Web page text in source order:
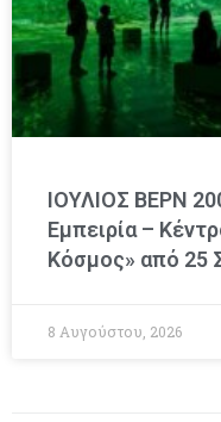
ΙΟΥΛΙΟΣ ΒΕΡΝ
Εμπειρία –
Κόσμος» από 25
8 Αυγούστου, 2026